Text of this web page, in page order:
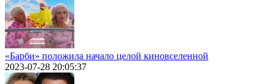
«Барби» положила начало целой киновселенной
2023-07-28 20:05:37